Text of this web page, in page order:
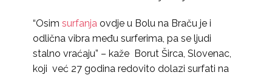
“Osim surfanja ovdje u Bolu na Braču je i
odlična vibra među surferima, pa se ljudi
stalno vraćaju” – kaže Borut Širca, Slovenac,
koji već 27 godina redovito dolazi surfati na